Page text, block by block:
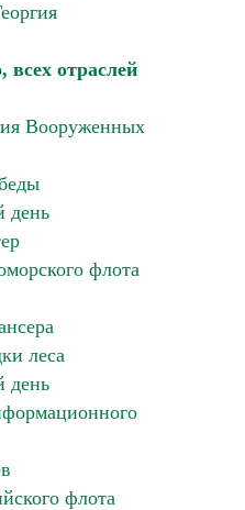
всех отраслей
Вооруженных
день
флота
леса
день
флота